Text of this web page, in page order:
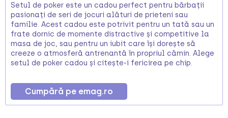
Setul de poker este un cadou perfect pentru bărbații
pasionați de seri de jocuri alături de prieteni sau
familie. Acest cadou este potrivit pentru un tată sau un
frate dornic de momente distractive și competitive la
masa de joc, sau pentru un iubit care își dorește să
creeze o atmosferă antrenantă în propriul cămin. Alege
setul de poker cadou și citește-i fericirea pe chip.
Cumpără pe emag.ro